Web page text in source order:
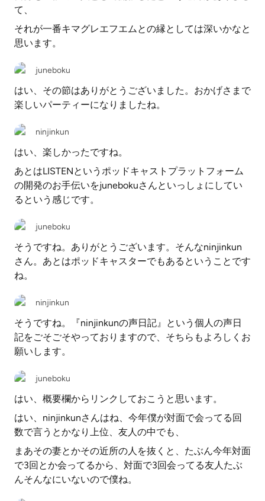
て、
それが一番キマグレエフエムとの縁としては深いかなと
思います。
juneboku
はい、その節はありがとうございました。おかげさまで
楽しいパーティーになりましたね。
ninjinkun
はい、楽しかったですね。
あとはLISTENというポッドキャストプラットフォーム
の開発のお手伝いをjunebokuさんといっしょにしてい
るという感じです。
juneboku
そうですね。ありがとうございます。そんなninjinkun
さん。あとはポッドキャスターでもあるということです
ね。
ninjinkun
そうですね。『ninjinkunの声日記』という個人の声日
記をごそごそやっておりますので、そちらもよろしくお
願いします。
juneboku
はい、概要欄からリンクしておこうと思います。
はい、ninjinkunさんはね、今年僕が対面で会ってる回
数で言うとかなり上位、友人の中でも、
まあその妻とかその近所の人を抜くと、たぶん今年対面
で3回とか会ってるから、対面で3回会ってる友人たぶ
んそんなにいないので僕ね。